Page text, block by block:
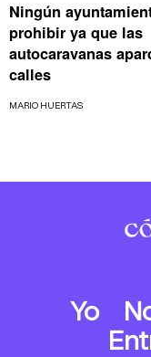
Ningún
prohibir ya que las
autocaravanas
calles
MARIO HUERTAS
Yo